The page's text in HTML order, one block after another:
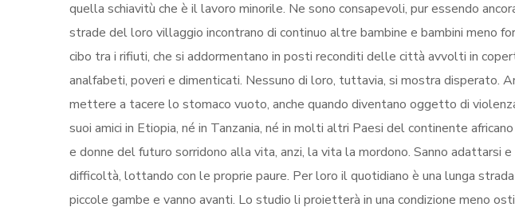
quella schiavitù che è il lavoro minorile. Ne sono consapevoli, pur essendo
strade del loro villaggio incontrano di continuo altre bambine e bambini meno
cibo tra i rifiuti, che si addormentano in posti reconditi delle città avvolti in
analfabeti, poveri e dimenticati. Nessuno di loro, tuttavia, si mostra disperato.
mettere a tacere lo stomaco vuoto, anche quando diventano oggetto di
suoi amici in Etiopia, né in Tanzania, né in molti altri Paesi del continente
e donne del futuro sorridono alla vita, anzi, la vita la mordono. Sanno adattarsi
difficoltà, lottando con le proprie paure. Per loro il quotidiano è una lunga
piccole gambe e vanno avanti. Lo studio li proietterà in una condizione meno